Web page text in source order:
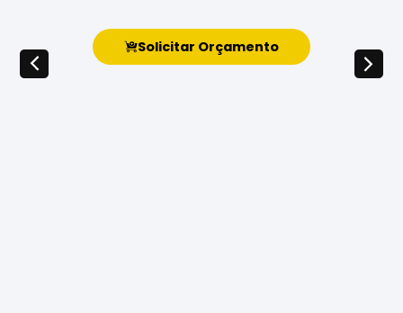
Solicitar Orçamento